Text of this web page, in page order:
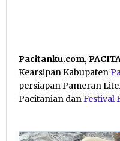
Pacitanku.com,
Kearsipan Kabupaten
persiapan Pameran
Pacitanian danFestival